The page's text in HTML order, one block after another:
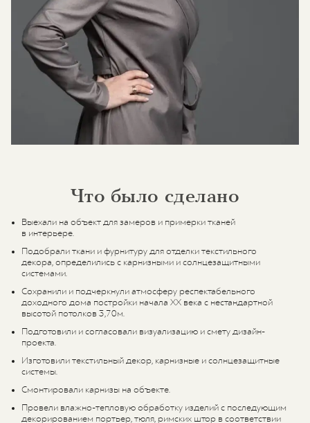
Что было сделано
Выехали на объект для замеров и примерки тканей
в интерьере.
Подобрали ткани и фурнитуру для отделки текстильного
декора, определились с карнизными и солнцезащитными
системами.
Сохранили и подчеркнули атмосферу респектабельного
доходного дома постройки начала XX века с нестандартной
высотой потолков 3,70м.
Подготовили и согласовали визуализацию и смету дизайн-
проекта.
Изготовили текстильный декор, карнизные и солнцезащитные
системы.
Смонтировали карнизы на объекте.
Провели влажно-тепловую обработку изделий с последующим
декорированием портьер, тюля, римских штор в соответствии